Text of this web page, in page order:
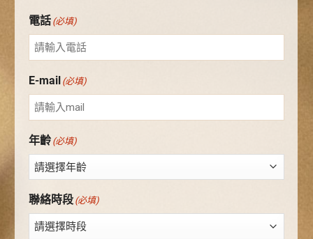
電話 (必填)
E-mail (必填)
年齡 (必填)
聯絡時段 (必填)